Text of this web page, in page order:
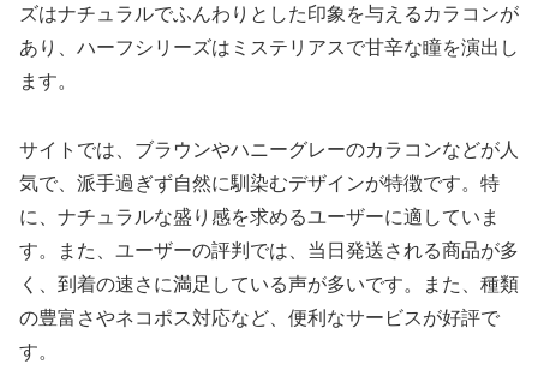
ズはナチュラルでふんわりとした印象を与えるカラコンが
あり、ハーフシリーズはミステリアスで甘辛な瞳を演出し
ます。
サイトでは、ブラウンやハニーグレーのカラコンなどが人
気で、派手過ぎず自然に馴染むデザインが特徴です。特
に、ナチュラルな盛り感を求めるユーザーに適していま
す。また、ユーザーの評判では、当日発送される商品が多
く、到着の速さに満足している声が多いです。また、種類
の豊富さやネコポス対応など、便利なサービスが好評で
す。